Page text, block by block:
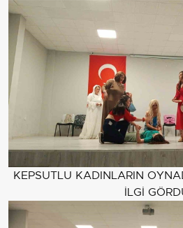
KEPSUTLU KADINLARIN
İLGİ